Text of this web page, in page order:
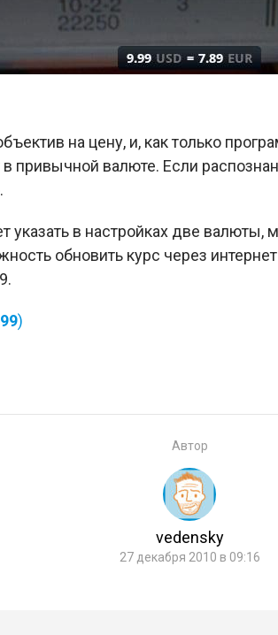
на цену, и, как только
привычной валюте. Если
указать в настройках две
обновить курс через
)
Автор
vedensky
27 декабря 2010 в 09:16